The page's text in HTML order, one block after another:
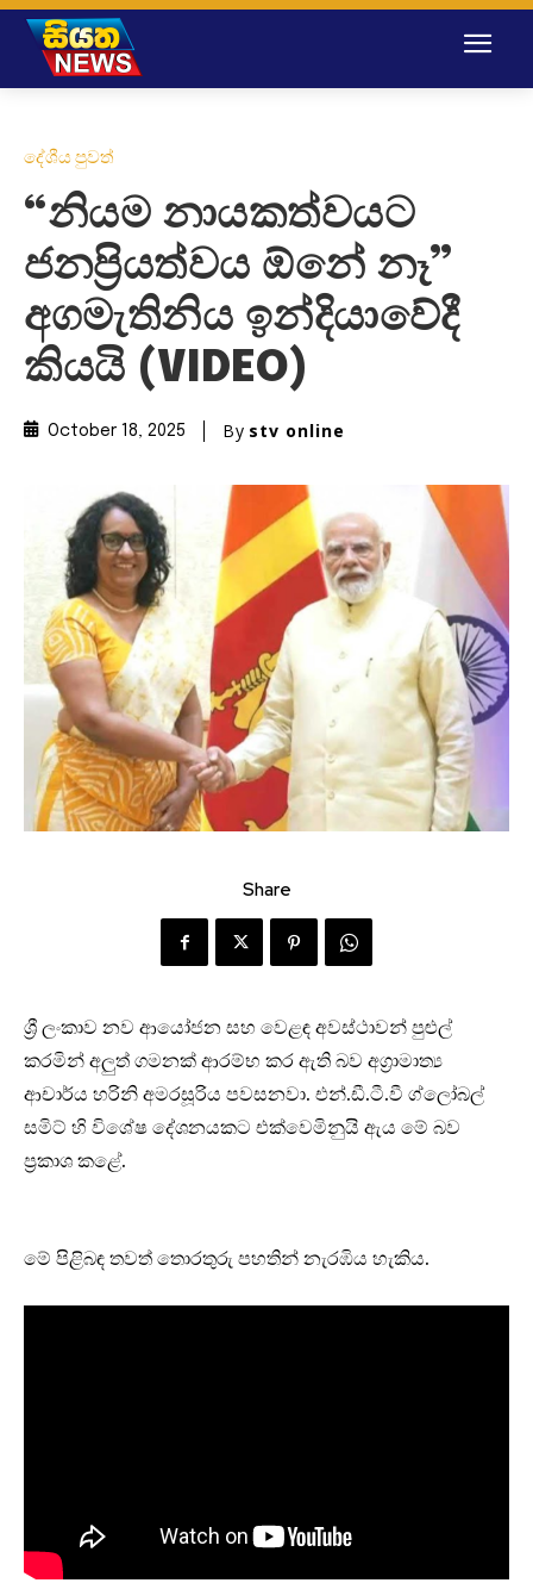
දේශීය පුවත්
“නියම නායකත්වයට
ජනප්‍රියත්වය ඕනේ නෑ”
අගමැතිනිය ඉන්දියාවේදී
කියයි (VIDEO)
October 18, 2025 By stv online
Share
ශ්‍රී ලංකාව නව ආයෝජන සහ වෙළඳ අවස්ථාවන් පුළුල්
කරමින් අලුත් ගමනක් ආරම්භ කර ඇති බව අග්‍රාමාත්‍ය
ආචාර්ය හරිනි අමරසූරිය පවසනවා. එන්.ඩී.ටී.වී ග්ලෝබල්
සමිට් හි විශේෂ දේශනයකට එක්වෙමිනුයි ඇය මේ බව
ප්‍රකාශ කළේ.
මේ පිළිබඳ තවත් තොරතුරු පහතින් නැරඹිය හැකිය.